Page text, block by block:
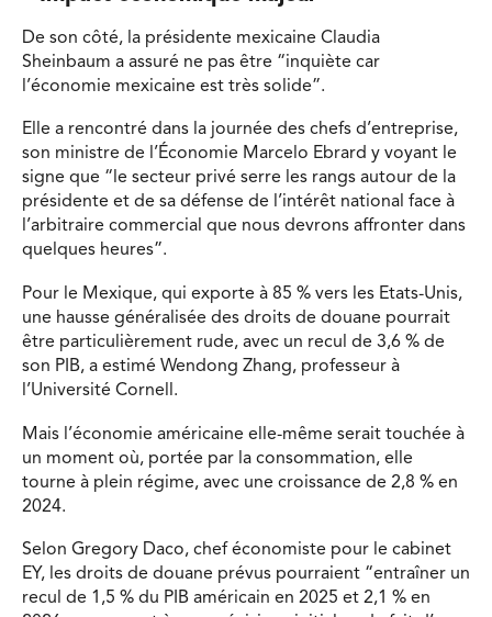
De son côté, la présidente mexicaine Claudia
Sheinbaum a assuré ne pas être “inquiète car
l’économie mexicaine est très solide”.
Elle a rencontré dans la journée des chefs d’entreprise,
son ministre de l’Économie Marcelo Ebrard y voyant le
signe que “le secteur privé serre les rangs autour de la
présidente et de sa défense de l’intérêt national face à
l’arbitraire commercial que nous devrons affronter dans
quelques heures”.
Pour le Mexique, qui exporte à 85 % vers les Etats-Unis,
une hausse généralisée des droits de douane pourrait
être particulièrement rude, avec un recul de 3,6 % de
son PIB, a estimé Wendong Zhang, professeur à
l’Université Cornell.
Mais l’économie américaine elle-même serait touchée à
un moment où, portée par la consommation, elle
tourne à plein régime, avec une croissance de 2,8 % en
2024.
Selon Gregory Daco, chef économiste pour le cabinet
EY, les droits de douane prévus pourraient “entraîner un
recul de 1,5 % du PIB américain en 2025 et 2,1 % en